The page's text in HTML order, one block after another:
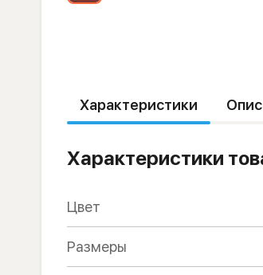
Характеристики
Характеристики
Цвет
Размеры